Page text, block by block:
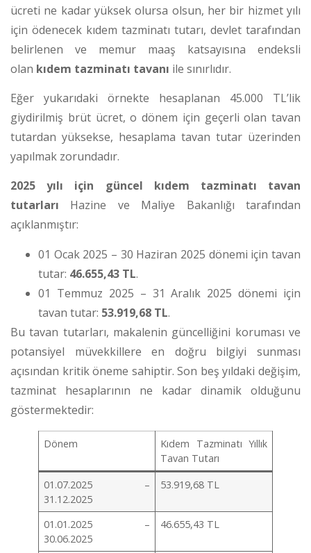
ücreti ne kadar yüksek olursa olsun, her bir hizmet yılı
için ödenecek kıdem tazminatı tutarı, devlet tarafından
belirlenen ve memur maaş katsayısına endeksli
olan kıdem tazminatı tavanı ile sınırlıdır.
Eğer yukarıdaki örnekte hesaplanan 45.000 TL’lik
giydirilmiş brüt ücret, o dönem için geçerli olan tavan
tutardan yüksekse, hesaplama tavan tutar üzerinden
yapılmak zorundadır.
2025 yılı için güncel kıdem tazminatı tavan
tutarları Hazine ve Maliye Bakanlığı tarafından
açıklanmıştır:
01 Ocak 2025 – 30 Haziran 2025 dönemi için tavan
tutar: 46.655,43 TL.
01 Temmuz 2025 – 31 Aralık 2025 dönemi için
tavan tutar: 53.919,68 TL.
Bu tavan tutarları, makalenin güncelliğini koruması ve
potansiyel müvekkillere en doğru bilgiyi sunması
açısından kritik öneme sahiptir. Son beş yıldaki değişim,
tazminat hesaplarının ne kadar dinamik olduğunu
göstermektedir:
Dönem
Kıdem Tazminatı Yıllık
Tavan Tutarı
01.07.2025 –
31.12.2025
53.919,68 TL
01.01.2025 –
30.06.2025
46.655,43 TL